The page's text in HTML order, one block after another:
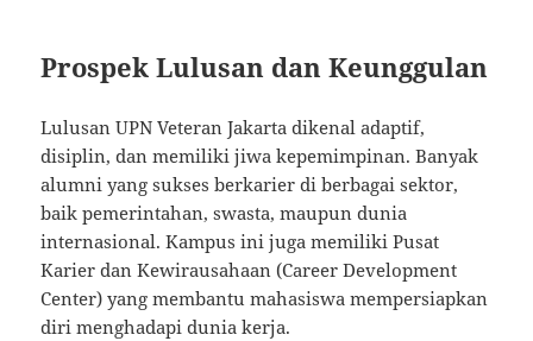
Prospek Lulusan dan Keunggulan
Lulusan UPN Veteran Jakarta dikenal adaptif,
disiplin, dan memiliki jiwa kepemimpinan. Banyak
alumni yang sukses berkarier di berbagai sektor,
baik pemerintahan, swasta, maupun dunia
internasional. Kampus ini juga memiliki Pusat
Karier dan Kewirausahaan (Career Development
Center) yang membantu mahasiswa mempersiapkan
diri menghadapi dunia kerja.